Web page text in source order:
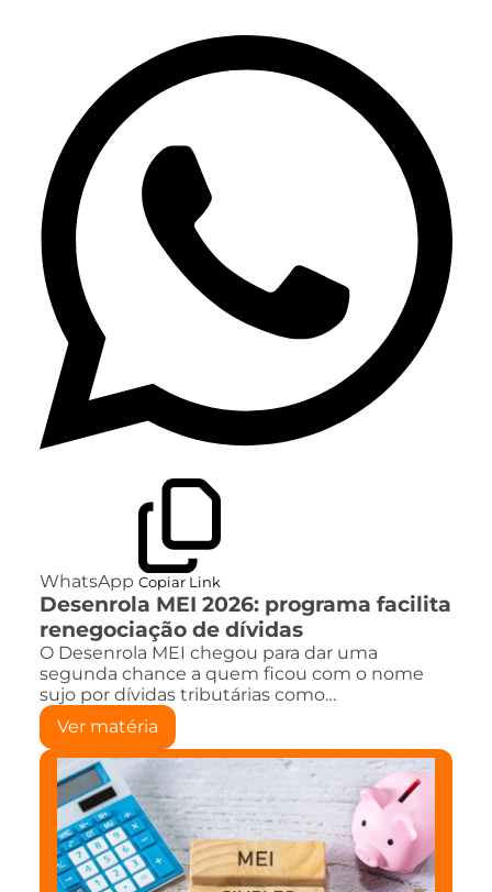
WhatsApp Copiar Link
Desenrola MEI 2026: programa facilita
renegociação de dívidas
O Desenrola MEI chegou para dar uma
segunda chance a quem ficou com o nome
sujo por dívidas tributárias como…
Ver matéria